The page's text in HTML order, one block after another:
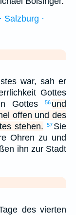
Salzburg ·
war, sah er
Gottes
Gottes
56 und
offen und des
stehen.
57 Sie
Ohren zu und
ihn zur Stadt
des vierten